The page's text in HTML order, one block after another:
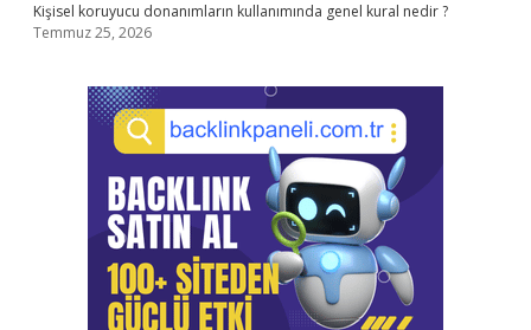
Kişisel koruyucu donanımların kullanımında genel kural nedir ?
Temmuz 25, 2026